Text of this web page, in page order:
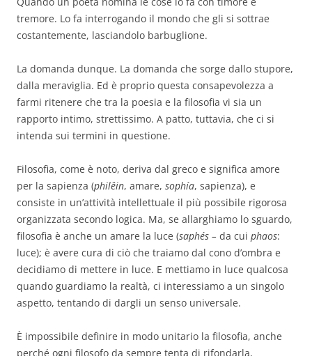
tremore. Lo fa interrogando il mondo che gli si sottrae
costantemente, lasciandolo barbuglione.
La domanda dunque. La domanda che sorge dallo stupore,
dalla meraviglia. Ed è proprio questa consapevolezza a
farmi ritenere che tra la poesia e la filosofia vi sia un
rapporto intimo, strettissimo. A patto, tuttavia, che ci si
intenda sui termini in questione.
Filosofia, come è noto, deriva dal greco e significa amore
per la sapienza (philêin, amare, sophía, sapienza), e
consiste in un’attività intellettuale il più possibile rigorosa
organizzata secondo logica. Ma, se allarghiamo lo sguardo,
filosofia è anche un amare la luce (saphés – da cui phaos:
luce); è avere cura di ciò che traiamo dal cono d’ombra e
decidiamo di mettere in luce. E mettiamo in luce qualcosa
quando guardiamo la realtà, ci interessiamo a un singolo
aspetto, tentando di dargli un senso universale.
È impossibile definire in modo unitario la filosofia, anche
perché ogni filosofo da sempre tenta di rifondarla,